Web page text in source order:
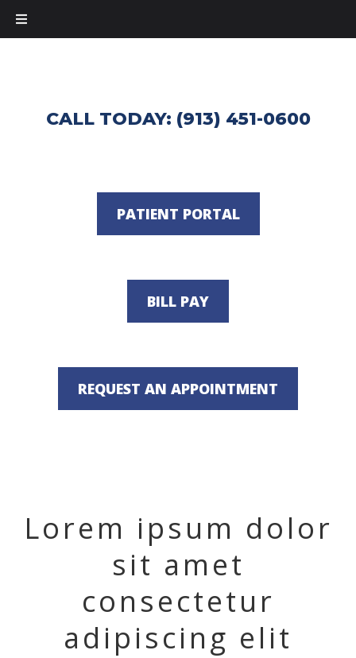
CALL TODAY: (913) 451-0600
PATIENT PORTAL
BILL PAY
REQUEST AN APPOINTMENT
Lorem ipsum dolor
sit amet
consectetur
adipiscing elit